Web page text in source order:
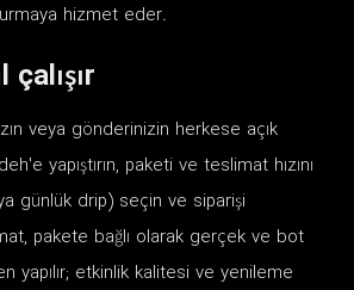
hizmet eder.
çalışır
veya gönderinizin herkese açık
yapıştırın, paketi ve teslimat hızını
günlük drip) seçin ve siparişi
pakete bağlı olarak gerçek ve bot
yapılır; etkinlik kalitesi ve yenileme